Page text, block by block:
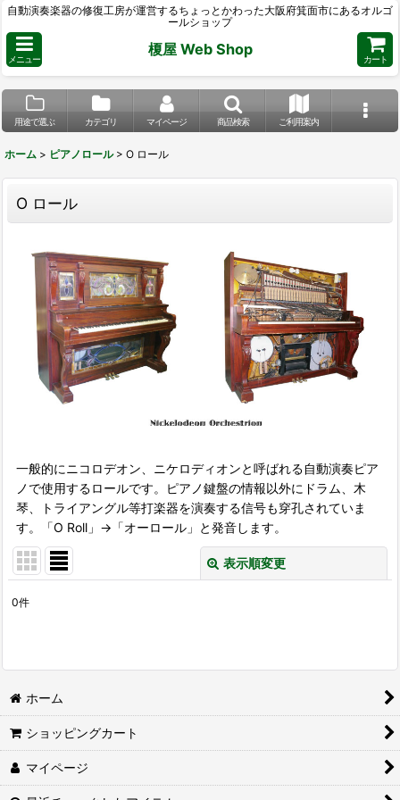
自動演奏楽器の修復工房が運営するちょっとかわった大阪府箕面市にあるオルゴ
ールショップ
メニュー
榎屋 Web Shop
カート
用途で選ぶ カテゴリ マイページ 商品検索 ご利用案内
ホーム > ピアノロール > O ロール
O ロール
一般的にニコロデオン、ニケロディオンと呼ばれる自動演奏ピア
ノで使用するロールです。ピアノ鍵盤の情報以外にドラム、木
琴、トライアングル等打楽器を演奏する信号も穿孔されていま
す。「O Roll」→「オーロール」と発音します。
表示順変更
0件
ホーム
ショッピングカート
マイページ